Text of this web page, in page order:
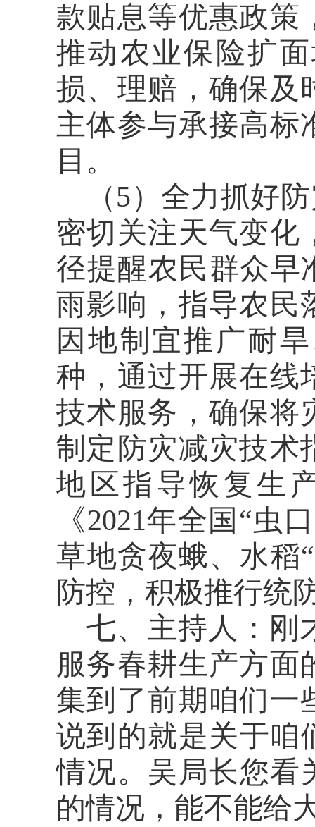
款贴息等优惠政策
推动农业保险扩
损、理赔，确保及
主体参与承接高标
目。
（5）全力抓好
密切关注天气变化
径提醒农民群众早
雨影响，指导农民
因地制宜推广耐
种，通过开展在线
技术服务，确保将
制定防灾减灾技术
地区指导恢复生
《2021年全国“虫
草地贪夜蛾、水稻
防控，积极推行统
七、主持人： 刚
服务春耕生产方面
集到了前期咱们一
说到的就是关于咱
情况。吴局长您看
的情况，能不能给